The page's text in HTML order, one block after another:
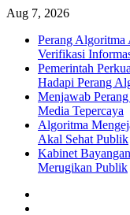
Skip
content
Aug 7, 2026
Perang
Verifikasi
Pemerintah
Hadapi Perang
Menjawab
Media Tepercaya
Algoritma
Akal Sehat Publik
Kabinet
Merugikan Publik